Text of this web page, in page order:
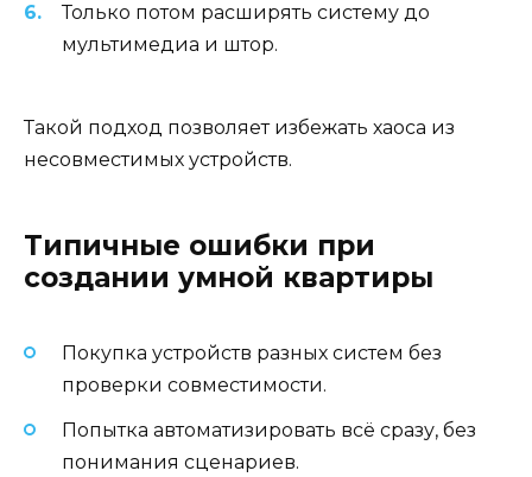
Только потом расширять систему до
мультимедиа и штор.
Такой подход позволяет избежать хаоса из
несовместимых устройств.
Типичные ошибки при
создании умной квартиры
Покупка устройств разных систем без
проверки совместимости.
Попытка автоматизировать всё сразу, без
понимания сценариев.